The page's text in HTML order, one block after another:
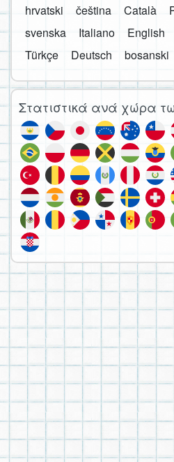
hrvatski čeština Català
svenska
Italiano English
Türkçe
Deutsch bosanski
Στατιστικά ανά χώρα